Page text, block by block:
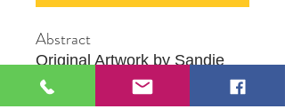
Abstract
Original Artwork by Sandie
Bacon
18" x 16"